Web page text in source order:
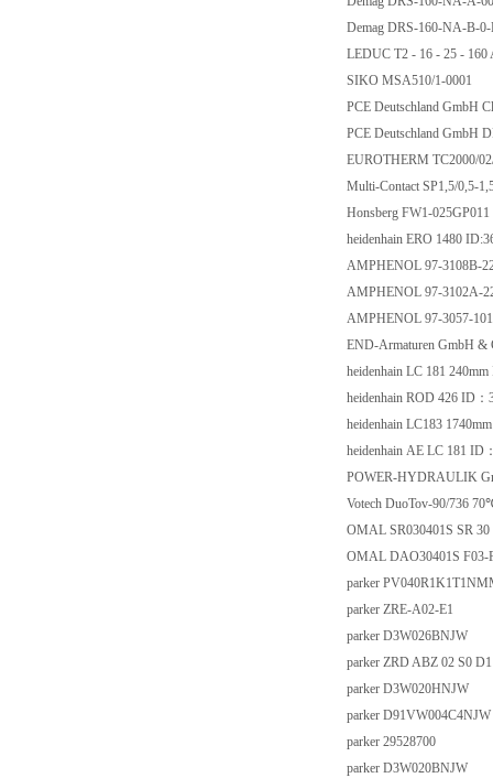
Demag DRS-160-NA-B-
LEDUC T2 - 16 - 25 - 160
SIKO MSA510/1-0001
PCE Deutschland GmbH
PCE Deutschland GmbH
EUROTHERM TC2000/
Multi-Contact SP1,5/0,5-
Honsberg FW1-025GP011
heidenhain ERO 1480
AMPHENOL 97-3108B-
AMPHENOL 97-3102A-
AMPHENOL 97-3057-
END-Armaturen GmbH &
heidenhain LC 181
heidenhain ROD 426 ID：
heidenhain LC183
heidenhain AE LC 181 ID
POWER-HYDRAULIK
Votech DuoTov-90/736
OMAL SR030401S SR 30
OMAL DAO30401S F03-
parker
parker ZRE-A02-E1
parker D3W026BNJW
parker ZRD ABZ 02 S0 D1
parker D3W020HNJW
parker D91VW004C4NJW
parker 29528700
parker D3W020BNJW